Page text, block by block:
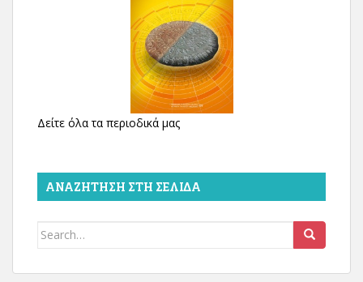
Δείτε όλα τα περιοδικά μας
ΑΝΑΖΉΤΗΣΗ ΣΤΗ ΣΕΛΊΔΑ
Search